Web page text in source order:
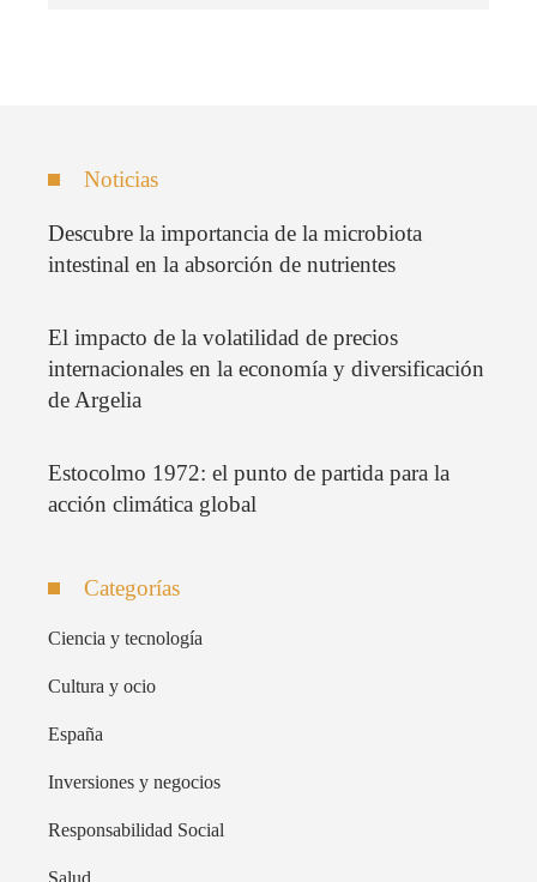
Noticias
Descubre la importancia de la microbiota
intestinal en la absorción de nutrientes
El impacto de la volatilidad de precios
internacionales en la economía y diversificación
de Argelia
Estocolmo 1972: el punto de partida para la
acción climática global
Categorías
Ciencia y tecnología
Cultura y ocio
España
Inversiones y negocios
Responsabilidad Social